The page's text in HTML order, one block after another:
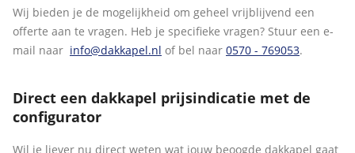
Wij bieden je de mogelijkheid om geheel vrijblijvend een
offerte aan te vragen. Heb je specifieke vragen? Stuur een e-
mail naar info@dakkapel.nl of bel naar 0570 - 769053.
Direct een dakkapel prijsindicatie met de
configurator
Wil je liever nu direct weten wat jouw beoogde dakkapel gaat